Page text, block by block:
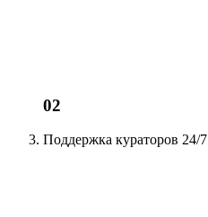
02
Поддержка кураторов 24/7